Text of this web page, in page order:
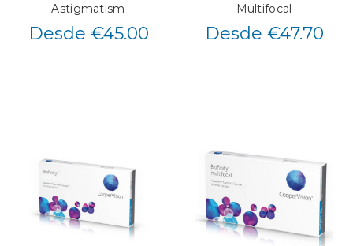
Astigmatism
Desde €45.00
Multifocal
Desde €47.70